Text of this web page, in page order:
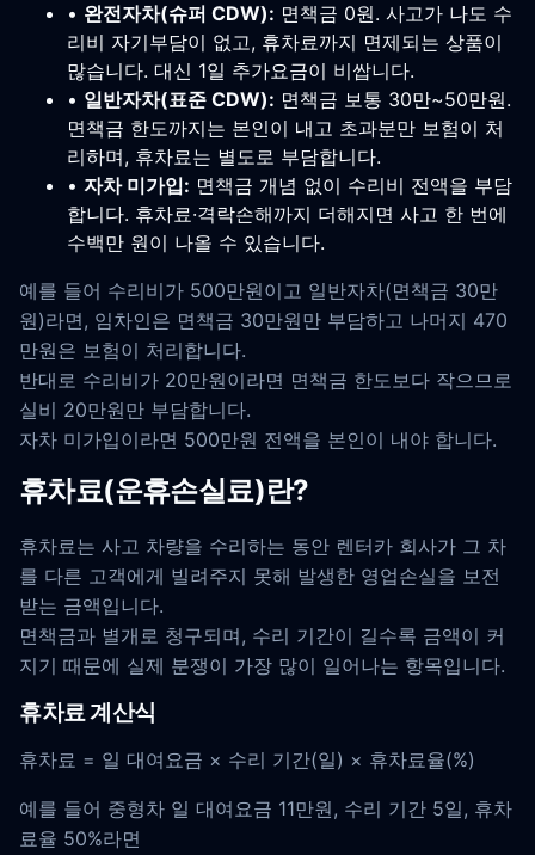
• 완전자차(슈퍼 CDW): 면책금 0원. 사고가 나도 수
리비 자기부담이 없고, 휴차료까지 면제되는 상품이
많습니다. 대신 1일 추가요금이 비쌉니다.
• 일반자차(표준 CDW): 면책금 보통 30만~50만원.
면책금 한도까지는 본인이 내고 초과분만 보험이 처
리하며, 휴차료는 별도로 부담합니다.
• 자차 미가입: 면책금 개념 없이 수리비 전액을 부담
합니다. 휴차료·격락손해까지 더해지면 사고 한 번에
수백만 원이 나올 수 있습니다.
예를 들어 수리비가 500만원이고 일반자차(면책금 30만
원)라면, 임차인은 면책금 30만원만 부담하고 나머지 470
만원은 보험이 처리합니다.
반대로 수리비가 20만원이라면 면책금 한도보다 작으므로
실비 20만원만 부담합니다.
자차 미가입이라면 500만원 전액을 본인이 내야 합니다.
휴차료(운휴손실료)란?
휴차료는 사고 차량을 수리하는 동안 렌터카 회사가 그 차
를 다른 고객에게 빌려주지 못해 발생한 영업손실을 보전
받는 금액입니다.
면책금과 별개로 청구되며, 수리 기간이 길수록 금액이 커
지기 때문에 실제 분쟁이 가장 많이 일어나는 항목입니다.
휴차료 계산식
휴차료 = 일 대여요금 × 수리 기간(일) × 휴차료율(%)
예를 들어 중형차 일 대여요금 11만원, 수리 기간 5일, 휴차
료율 50%라면